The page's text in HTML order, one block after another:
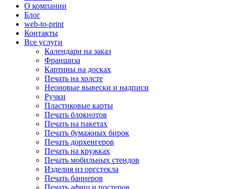
О компании
Блог
web-to-print
Контакты
Все услуги
Календари на заказ
Франшиза
Картины на досках
Печать на холсте
Неоновые вывески и надписи
Ручки
Пластиковые карты
Печать блокнотов
Печать на пакетах
Печать бумажных бирок
Печать дорхенгеров
Печать на кружках
Печать мобильных стендов
Изделия из оргстекла
Печать баннеров
Печать афиш и постеров